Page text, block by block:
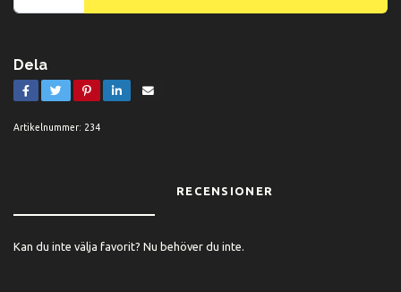
Dela
Artikelnummer: 234
RECENSIONER
Kan du inte välja favorit? Nu behöver du inte.